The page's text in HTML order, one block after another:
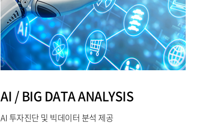
AI / BIG DATA ANALYSIS
AI 투자진단 및 빅데이터 분석 제공